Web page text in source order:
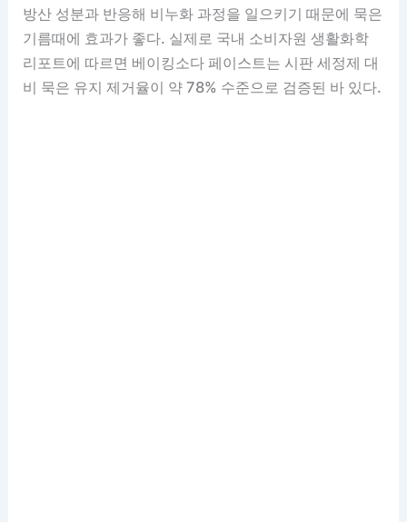
방산 성분과 반응해 비누화 과정을 일으키기 때문에 묵은
기름때에 효과가 좋다. 실제로 국내 소비자원 생활화학
리포트에 따르면 베이킹소다 페이스트는 시판 세정제 대
비 묵은 유지 제거율이 약 78% 수준으로 검증된 바 있다.